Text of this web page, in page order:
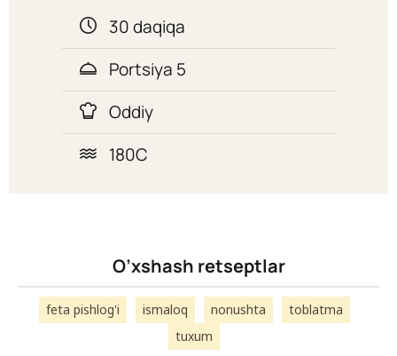
30 daqiqa
Portsiya 5
Oddiy
180C
O’xshash retseptlar
feta pishlog'i ismaloq nonushta
toblatma
tuxum